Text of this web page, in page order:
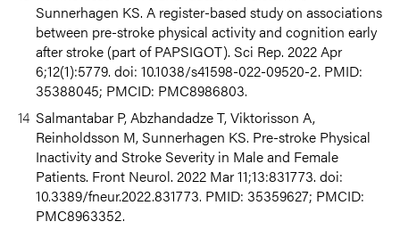
Sunnerhagen KS. A register-based study on associations
between pre-stroke physical activity and cognition early
after stroke (part of PAPSIGOT). Sci Rep. 2022 Apr
6;12(1):5779. doi: 10.1038/s41598-022-09520-2. PMID:
35388045; PMCID: PMC8986803.
Salmantabar P, Abzhandadze T, Viktorisson A,
Reinholdsson M, Sunnerhagen KS. Pre-stroke Physical
Inactivity and Stroke Severity in Male and Female
Patients. Front Neurol. 2022 Mar 11;13:831773. doi:
10.3389/fneur.2022.831773. PMID: 35359627; PMCID:
PMC8963352.